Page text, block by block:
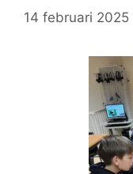
14 februari 2025